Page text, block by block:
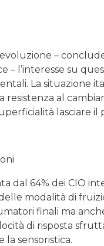
–
– l’interesse su
La situazione
al
lasciare il
dal 64% dei CIO
modalità di
finali ma
di risposta
la sensoristica.